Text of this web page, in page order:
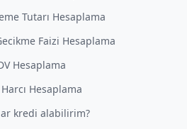
Tutarı Hesaplama
Faizi Hesaplama
Hesaplama
Hesaplama
kredi alabilirim?